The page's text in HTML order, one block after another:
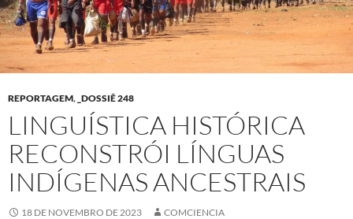
REPORTAGEM, _DOSSIÊ 248
LINGUÍSTICA HISTÓRICA
RECONSTRÓI LÍNGUAS
INDÍGENAS ANCESTRAIS
18 DE NOVEMBRO DE 2023 COMCIENCIA